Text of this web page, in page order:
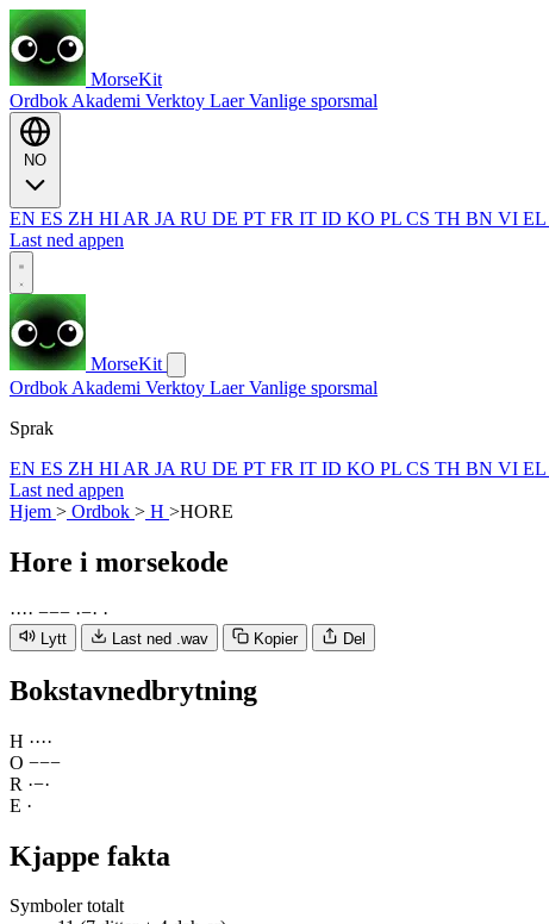
MorseKit
Ordbok Akademi Verktoy LaerVanlige sporsmal
EN ES ZH HI AR JA RU DE PT FR IT ID KO PL CS TH BN VI EL
Last ned appen
MorseKit
Ordbok Akademi Verktoy LaerVanlige sporsmal
Sprak
EN ES ZH HI AR JA RU DE PT FR IT ID KO PL CS TH BN VI EL
Last ned appen
Hjem > Ordbok > H >HORE
Hore i morsekode
···· −−− ·−· ·
Lytt Last ned .wav Kopier Del
Bokstavnedbrytning
H ····
O −−−
R ·−·
E ·
Kjappe fakta
Symboler totalt